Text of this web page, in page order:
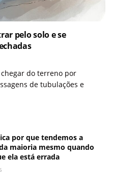
pelo solo e se
do terreno por
de tubulações e
por que tendemos a
maioria mesmo quando
ela está errada